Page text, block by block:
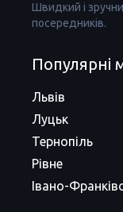
Швидкий і
посередників.
Популярні
Львів
Луцьк
Тернопіль
Рівне
Івано-